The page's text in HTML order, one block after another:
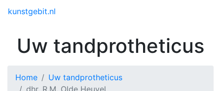
kunstgebit.nl
Uw tandprotheticus
Home
Uw tandprotheticus
dhr. R.M. Olde Heuvel